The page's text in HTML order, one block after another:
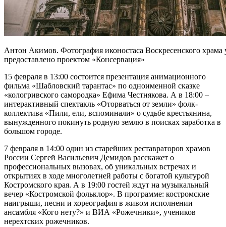
Антон Акимов. Фотография иконостаса Воскресенского храма
предоставлено проектом «Консервация»
15 февраля в 13:00 состоится презентация анимационного
фильма «Шабловский тарантас» по одноименной сказке
«кологривского самородка» Ефима Честнякова. А в 18:00 –
интерактивный спектакль «Оторваться от земли» фолк-
коллектива «Пили, ели, вспоминали» о судьбе крестьянина,
вынужденного покинуть родную землю в поисках заработка в
большом городе.
7 февраля в 14:00 один из старейших реставраторов храмов
России Сергей Васильевич Демидов расскажет о
профессиональных вызовах, об уникальных встречах и
открытиях в ходе многолетней работы с богатой культурой
Костромского края. А в 19:00 гостей ждут на музыкальный
вечер «Костромской фольклор». В программе: костромские
наигрыши, песни и хореография в живом исполнении
ансамбля «Кого нету?» и ВИА «Рожечники», учеников
нерехтских рожечников.